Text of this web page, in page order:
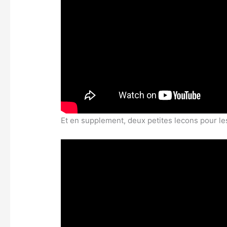
Et en supplement, deux petites lecons pour